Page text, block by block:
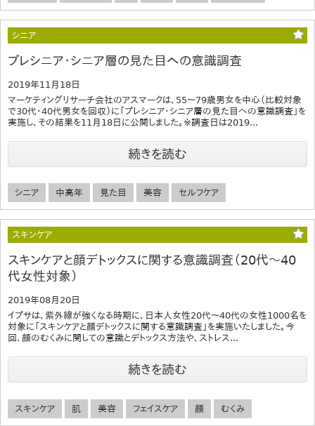
シニア
プレシニア・シニア層の見た目への意識調査
2019年11月18日
マーケティングリサーチ会社のアスマークは、55～79歳男女を中心（比較対象
で30代・40代男女を回収）に「プレシニア・シニア層の見た目への意識調査」を
実施し、その結果を11月18日に公開しました。※調査日は2019...
続きを読む
シニア 中高年 見た目 美容 セルフケア
スキンケア
スキンケアと顔デトックスに関する意識調査（20代～40
代女性対象）
2019年08月20日
イプサは、紫外線が強くなる時期に、日本人女性20代～40代の女性1000名を
対象に「スキンケアと顔デトックスに関する意識調査」を実施いたしました。今
回、顔のむくみに関しての意識とデトックス方法や、ストレス...
続きを読む
スキンケア 肌 美容 フェイスケア 顔 むくみ